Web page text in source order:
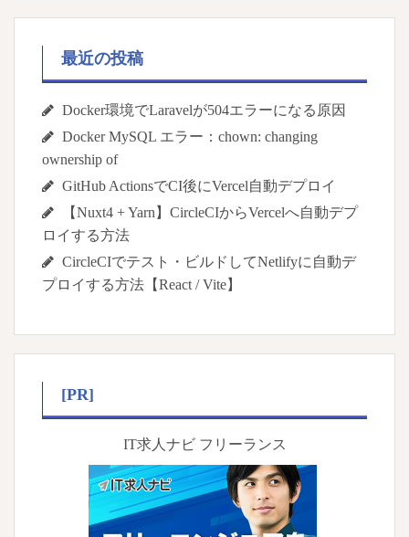
最近の投稿
Docker環境でLaravelが504エラーになる原因
Docker MySQL エラー：chown: changing
ownership of
GitHub ActionsでCI後にVercel自動デプロイ
【Nuxt4 + Yarn】CircleCIからVercelへ自動デプ
ロイする方法
CircleCIでテスト・ビルドしてNetlifyに自動デ
プロイする方法【React / Vite】
[PR]
IT求人ナビ フリーランス